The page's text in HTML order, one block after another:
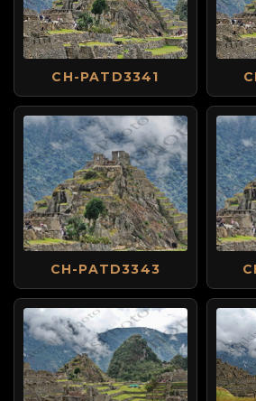
CH-PATD3341
CH-PATD3343